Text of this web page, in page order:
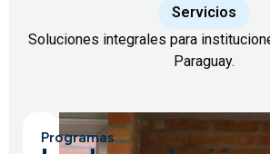
Servicios
Soluciones integrales para
Paraguay.
Programas